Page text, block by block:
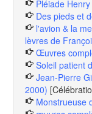
Pléiade
Des pieds et
l'avion & la
lèvres de
Œuvres
Soleil patient
Jean-Pierre
2000)
Monstrueuse